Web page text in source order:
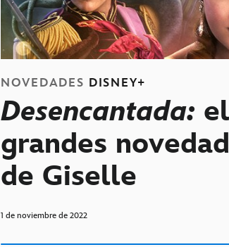
NOVEDADES DISNEY+
Desencantada:
grandes
de Giselle
1 de noviembre de 2022